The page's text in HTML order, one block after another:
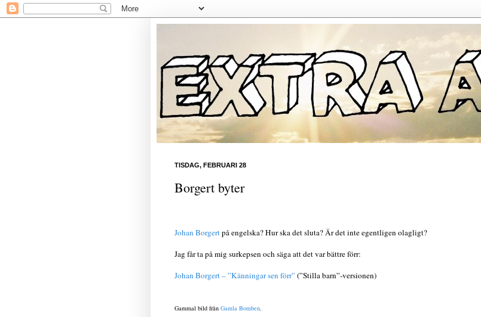
TISDAG, FEBRUARI 28
Borgert byter
Johan Borgertpå engelska? Hur ska det sluta? Är det inte egentligen olagligt?
Jag får ta på mig surkepsen och säga att det var bättre förr:
Johan Borgert – ”Känningar sen förr”(”Stilla barn”-versionen)
Gammal bild från Gamla Bomben